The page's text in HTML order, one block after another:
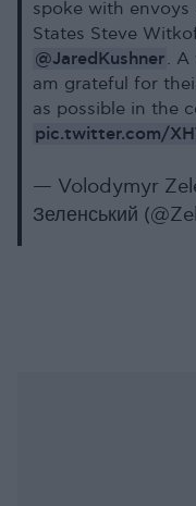
spoke with
States Steve
@JaredKushner. A
am grateful for
as possible in the
pic.twitter.com/
— Volodymyr
Зеленський